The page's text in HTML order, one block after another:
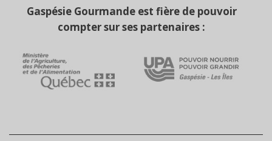
Gaspésie Gourmande est fière de pouvoir
compter sur ses partenaires :